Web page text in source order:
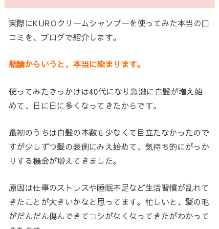
実際にKUROクリームシャンプーを使ってみた本当の口
コミを、ブログで紹介します。
結論からいうと、本当に染まります。
使ってみたきっかけは40代になり急激に白髪が増え始
めて、日に日に多くなってきたからです。
最初のうちは白髪の本数も少なくて目立たなかったので
すが少しずつ髪の表側にみえ始めて、気持ち的にがっか
りする機会が増えてきました。
原因は仕事のストレスや睡眠不足など生活習慣が乱れて
きたことが大きいかなと思ってます。忙しいと、髪の毛
がだんだん傷んできてコシがなくなってきたがわかって